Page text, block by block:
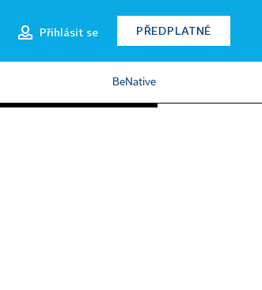
Přihlásit se PŘEDPLATNÉ
BeNative